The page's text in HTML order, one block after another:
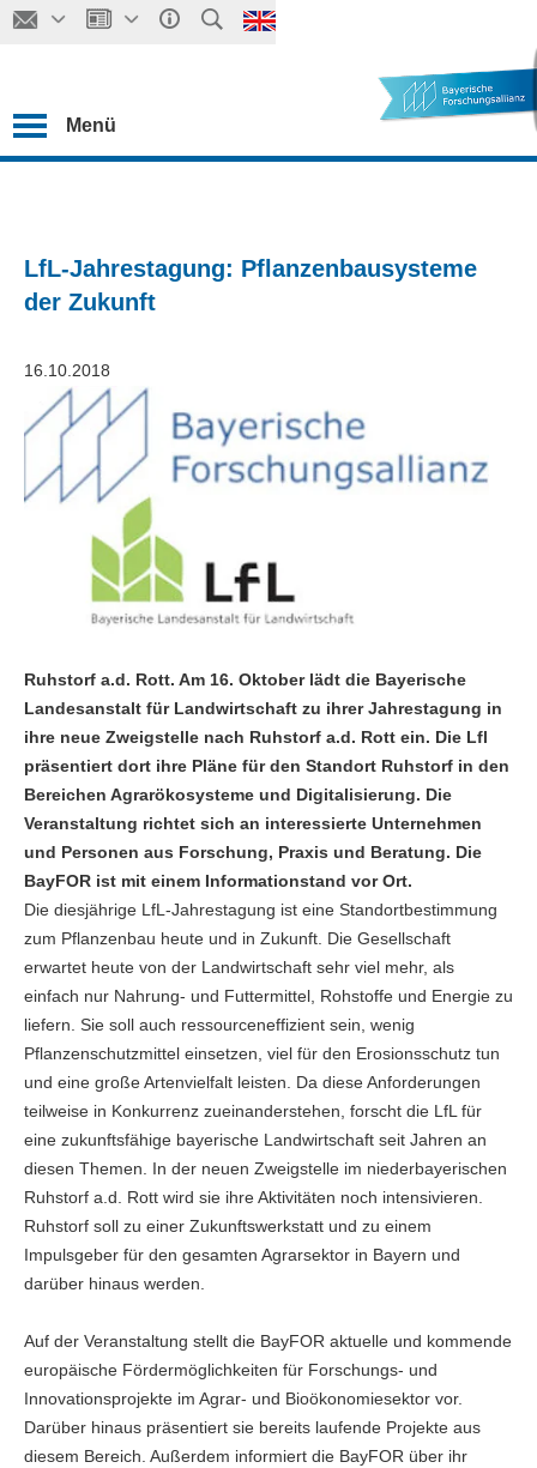
Menü
LfL-Jahrestagung: Pflanzenbausysteme
der Zukunft
16.10.2018
Ruhstorf a.d. Rott. Am 16. Oktober lädt die Bayerische
Landesanstalt für Landwirtschaft zu ihrer Jahrestagung in
ihre neue Zweigstelle nach Ruhstorf a.d. Rott ein. Die Lfl
präsentiert dort ihre Pläne für den Standort Ruhstorf in den
Bereichen Agrarökosysteme und Digitalisierung. Die
Veranstaltung richtet sich an interessierte Unternehmen
und Personen aus Forschung, Praxis und Beratung. Die
BayFOR ist mit einem Informationstand vor Ort.
Die diesjährige LfL-Jahrestagung ist eine Standortbestimmung
zum Pflanzenbau heute und in Zukunft. Die Gesellschaft
erwartet heute von der Landwirtschaft sehr viel mehr, als
einfach nur Nahrung- und Futtermittel, Rohstoffe und Energie zu
liefern. Sie soll auch ressourceneffizient sein, wenig
Pflanzenschutzmittel einsetzen, viel für den Erosionsschutz tun
und eine große Artenvielfalt leisten. Da diese Anforderungen
teilweise in Konkurrenz zueinanderstehen, forscht die LfL für
eine zukunftsfähige bayerische Landwirtschaft seit Jahren an
diesen Themen. In der neuen Zweigstelle im niederbayerischen
Ruhstorf a.d. Rott wird sie ihre Aktivitäten noch intensivieren.
Ruhstorf soll zu einer Zukunftswerkstatt und zu einem
Impulsgeber für den gesamten Agrarsektor in Bayern und
darüber hinaus werden.
Auf der Veranstaltung stellt die BayFOR aktuelle und kommende
europäische Fördermöglichkeiten für Forschungs- und
Innovationsprojekte im Agrar- und Bioökonomiesektor vor.
Darüber hinaus präsentiert sie bereits laufende Projekte aus
diesem Bereich. Außerdem informiert die BayFOR über ihr